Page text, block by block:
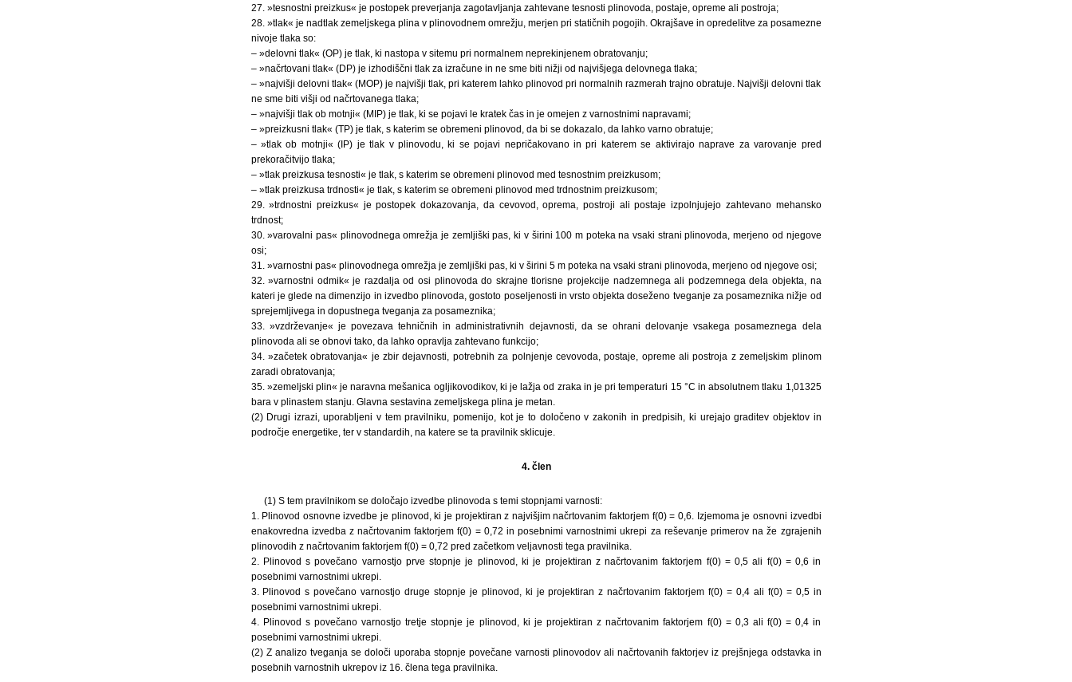
27. »tesnostni preizkus« je postopek preverjanja zagotavljanja zahtevane tesnosti plinovoda, postaje, opreme ali postroja;
28. »tlak« je nadtlak zemeljskega plina v plinovodnem omrežju, merjen pri statičnih pogojih. Okrajšave in opredelitve za posamezne
nivoje tlaka so:
– »delovni tlak« (OP) je tlak, ki nastopa v sitemu pri normalnem neprekinjenem obratovanju;
– »načrtovani tlak« (DP) je izhodiščni tlak za izračune in ne sme biti nižji od najvišjega delovnega tlaka;
– »najvišji delovni tlak« (MOP) je najvišji tlak, pri katerem lahko plinovod pri normalnih razmerah trajno obratuje. Najvišji delovni tlak
ne sme biti višji od načrtovanega tlaka;
– »najvišji tlak ob motnji« (MIP) je tlak, ki se pojavi le kratek čas in je omejen z varnostnimi napravami;
– »preizkusni tlak« (TP) je tlak, s katerim se obremeni plinovod, da bi se dokazalo, da lahko varno obratuje;
– »tlak ob motnji« (IP) je tlak v plinovodu, ki se pojavi nepričakovano in pri katerem se aktivirajo naprave za varovanje pred
prekoračitvijo tlaka;
– »tlak preizkusa tesnosti« je tlak, s katerim se obremeni plinovod med tesnostnim preizkusom;
– »tlak preizkusa trdnosti« je tlak, s katerim se obremeni plinovod med trdnostnim preizkusom;
29. »trdnostni preizkus« je postopek dokazovanja, da cevovod, oprema, postroji ali postaje izpolnjujejo zahtevano mehansko
trdnost;
30. »varovalni pas« plinovodnega omrežja je zemljiški pas, ki v širini 100 m poteka na vsaki strani plinovoda, merjeno od njegove
osi;
31. »varnostni pas« plinovodnega omrežja je zemljiški pas, ki v širini 5 m poteka na vsaki strani plinovoda, merjeno od njegove osi;
32. »varnostni odmik« je razdalja od osi plinovoda do skrajne tlorisne projekcije nadzemnega ali podzemnega dela objekta, na
kateri je glede na dimenzijo in izvedbo plinovoda, gostoto poseljenosti in vrsto objekta doseženo tveganje za posameznika nižje od
sprejemljivega in dopustnega tveganja za posameznika;
33. »vzdrževanje« je povezava tehničnih in administrativnih dejavnosti, da se ohrani delovanje vsakega posameznega dela
plinovoda ali se obnovi tako, da lahko opravlja zahtevano funkcijo;
34. »začetek obratovanja« je zbir dejavnosti, potrebnih za polnjenje cevovoda, postaje, opreme ali postroja z zemeljskim plinom
zaradi obratovanja;
35. »zemeljski plin« je naravna mešanica ogljikovodikov, ki je lažja od zraka in je pri temperaturi 15 °C in absolutnem tlaku 1,01325
bara v plinastem stanju. Glavna sestavina zemeljskega plina je metan.
(2) Drugi izrazi, uporabljeni v tem pravilniku, pomenijo, kot je to določeno v zakonih in predpisih, ki urejajo graditev objektov in
področje energetike, ter v standardih, na katere se ta pravilnik sklicuje.
4. člen
(1) S tem pravilnikom se določajo izvedbe plinovoda s temi stopnjami varnosti:
1. Plinovod osnovne izvedbe je plinovod, ki je projektiran z najvišjim načrtovanim faktorjem f(0) = 0,6. Izjemoma je osnovni izvedbi
enakovredna izvedba z načrtovanim faktorjem f(0) = 0,72 in posebnimi varnostnimi ukrepi za reševanje primerov na že zgrajenih
plinovodih z načrtovanim faktorjem f(0) = 0,72 pred začetkom veljavnosti tega pravilnika.
2. Plinovod s povečano varnostjo prve stopnje je plinovod, ki je projektiran z načrtovanim faktorjem f(0) = 0,5 ali f(0) = 0,6 in
posebnimi varnostnimi ukrepi.
3. Plinovod s povečano varnostjo druge stopnje je plinovod, ki je projektiran z načrtovanim faktorjem f(0) = 0,4 ali f(0) = 0,5 in
posebnimi varnostnimi ukrepi.
4. Plinovod s povečano varnostjo tretje stopnje je plinovod, ki je projektiran z načrtovanim faktorjem f(0) = 0,3 ali f(0) = 0,4 in
posebnimi varnostnimi ukrepi.
(2) Z analizo tveganja se določi uporaba stopnje povečane varnosti plinovodov ali načrtovanih faktorjev iz prejšnjega odstavka in
posebnih varnostnih ukrepov iz 16. člena tega pravilnika.